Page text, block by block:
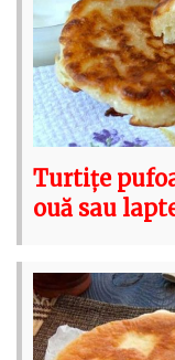
Turtițe
ouă sau